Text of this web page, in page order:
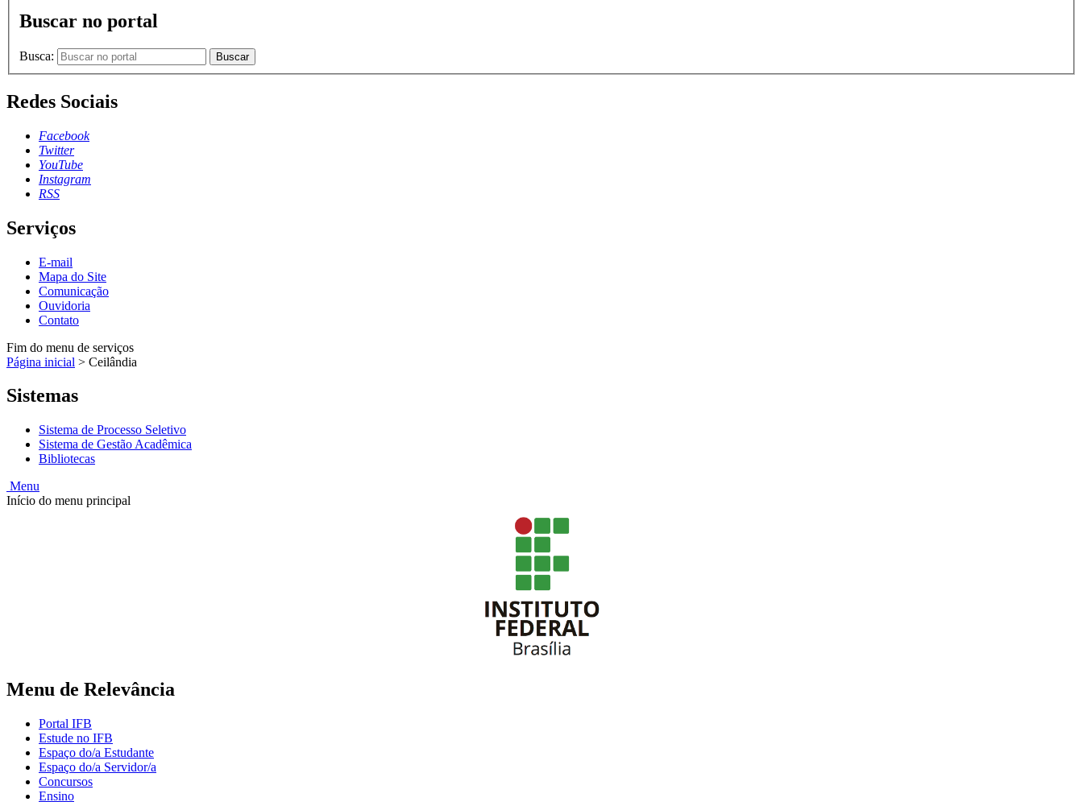
Buscar no portal
Busca: Buscar
Redes Sociais
Facebook
Twitter
YouTube
Instagram
RSS
Serviços
E-mail
Mapa do Site
Comunicação
Ouvidoria
Contato
Fim do menu de serviços
Página inicial > Ceilândia
Sistemas
Sistema de Processo Seletivo
Sistema de Gestão Acadêmica
Bibliotecas
Menu
Início do menu principal
Menu de Relevância
Portal IFB
Estude no IFB
Espaço do/a Estudante
Espaço do/a Servidor/a
Concursos
Ensino